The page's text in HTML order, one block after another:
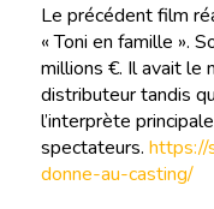
Le précédent film
« Toni en famille ».
millions €. Il avait le
distributeur tandis
l’interprète
spectateurs. https://
donne-au-casting/